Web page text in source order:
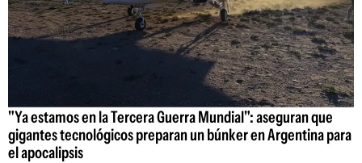
"Ya estamos en la Tercera Guerra Mundial": aseguran que
gigantes tecnológicos preparan un búnker en Argentina para
el apocalipsis